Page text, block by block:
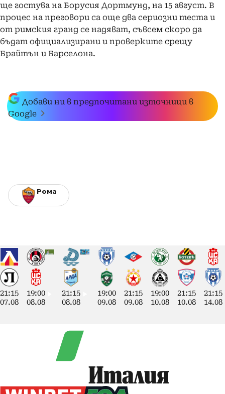
ще гостува на Борусия Дортмунд, на 15 август. В
процес на преговори са още два сериозни теста и
от римския гранд се надяват, съвсем скоро да
бъдат официализирани и проверките срещу
Брайтън и Барселона.
Добави ни в предпочитани източници в
Google
Рома
21:15
07.08
19:00
08.08
21:15
08.08
19:00
09.08
21:15
09.08
19:00
10.08
21:15
10.08
21:15
14.08
Италия